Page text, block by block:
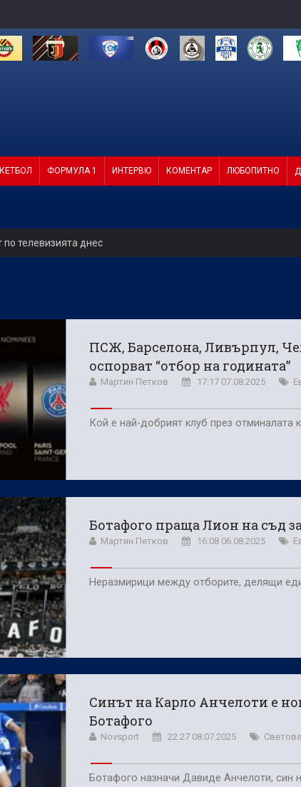
ФОРМУЛА 1 ИНТЕРВЮ КОМЕНТАР ЛЮБОПИТНО
по телевизията днес
ниво:
ПСЖ, Барселона, Ливърпул,
оспорват “отбор на годината”
Мартин Петков 17:17 07.08.2025
Кой е най-добрият клуб през отминалата
Ботафого праща Лион на съд
Мартин Петков 16:08 06.08.2025
Неразмирици между отборите, делящи
Синът на Карло Анчелоти е
Ботафого
Novsport 22:27 08.07.2025
Ботафого назначи Давиде Анчелоти, син